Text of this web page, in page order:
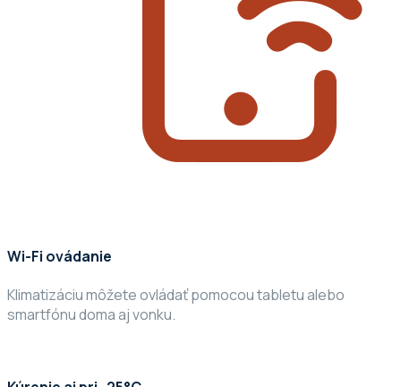
Wi-Fi ovádanie
Klimatizáciu môžete ovládať pomocou tabletu alebo
smartfónu doma aj vonku.